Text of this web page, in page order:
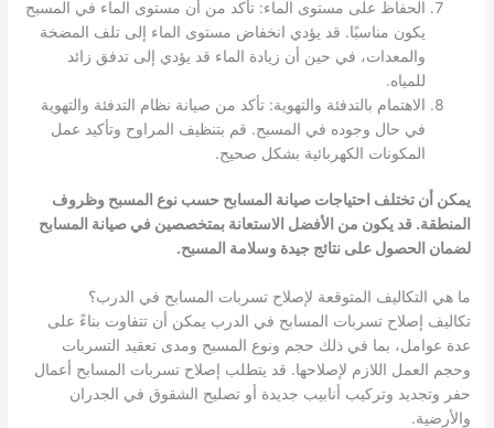
الحفاظ على مستوى الماء: تأكد من أن مستوى الماء في المسبح
يكون مناسبًا. قد يؤدي انخفاض مستوى الماء إلى تلف المضخة
والمعدات، في حين أن زيادة الماء قد يؤدي إلى تدفق زائد
للمياه.
الاهتمام بالتدفئة والتهوية: تأكد من صيانة نظام التدفئة والتهوية
في حال وجوده في المسبح. قم بتنظيف المراوح وتأكيد عمل
المكونات الكهربائية بشكل صحيح.
يمكن أن تختلف احتياجات صيانة المسابح حسب نوع المسبح وظروف
المنطقة. قد يكون من الأفضل الاستعانة بمتخصصين في صيانة المسابح
لضمان الحصول على نتائج جيدة وسلامة المسبح.
ما هي التكاليف المتوقعة لإصلاح تسربات المسابح في الدرب؟
تكاليف إصلاح تسربات المسابح في الدرب يمكن أن تتفاوت بناءً على
عدة عوامل، بما في ذلك حجم ونوع المسبح ومدى تعقيد التسربات
وحجم العمل اللازم لإصلاحها. قد يتطلب إصلاح تسربات المسابح أعمال
حفر وتجديد وتركيب أنابيب جديدة أو تصليح الشقوق في الجدران
والأرضية.